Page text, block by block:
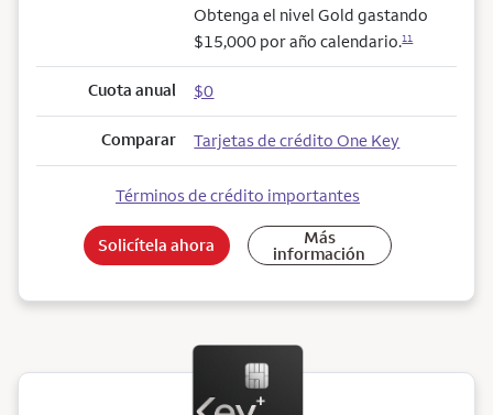
Obtenga el nivel Gold gastando
$15,000 por año calendario.11
Cuota anual $0
Comparar Tarjetas de crédito One Key
Términos de crédito importantes
Solicítela ahora Más
información